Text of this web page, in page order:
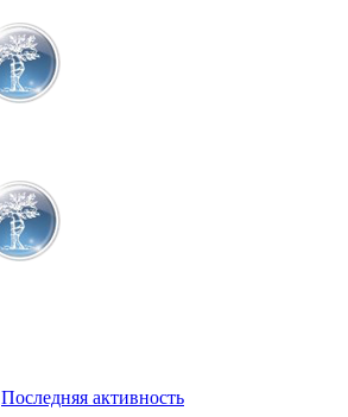
Последняя активность